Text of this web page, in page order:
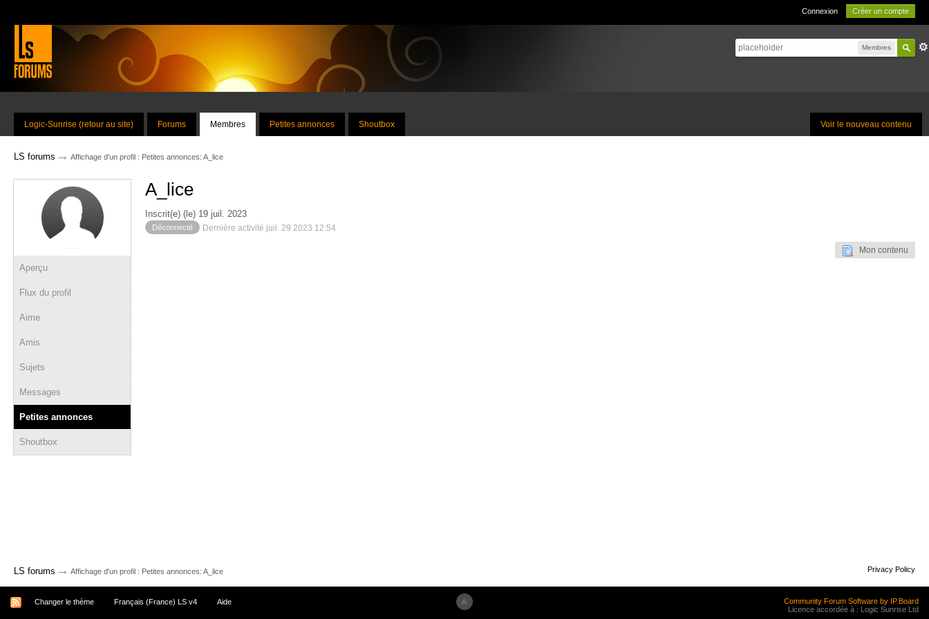
Connexion Créer un compte
Membres
Voir le nouveau contenu
Logic-Sunrise (retour au site) Forums Membres Petites annonces Shoutbox
LS forums → Affichage d'un profil : Petites annonces: A_lice
Aperçu
Flux du profil
Aime
Amis
Sujets
Messages
Petites annonces
Shoutbox
A_lice
Inscrit(e) (le) 19 juil. 2023
Déconnecté Dernière activité juil. 29 2023 12:54
Mon contenu
LS forums → Affichage d'un profil : Petites annonces: A_lice Privacy Policy
Changer le thème Français (France) LS v4 Aide
Community Forum Software by IP.Board
Licence accordée à : Logic Sunrise Ltd